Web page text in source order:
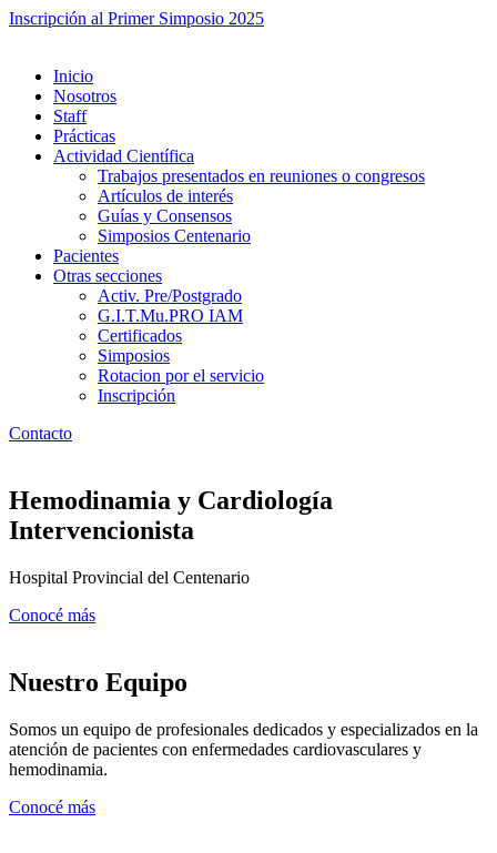
Inscripción al Primer Simposio 2025
Inicio
Nosotros
Staff
Prácticas
Actividad Científica
Trabajos presentados en reuniones o congresos
Artículos de interés
Guías y Consensos
Simposios Centenario
Pacientes
Otras secciones
Activ. Pre/Postgrado
G.I.T.Mu.PRO IAM
Certificados
Simposios
Rotacion por el servicio
Inscripción
Contacto
Hemodinamia y Cardiología
Intervencionista
Hospital Provincial del Centenario
Conocé más
Nuestro Equipo
Somos un equipo de profesionales dedicados y especializados en la
atención de pacientes con enfermedades cardiovasculares y
hemodinamia.
Conocé más